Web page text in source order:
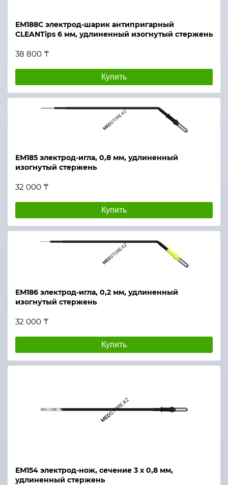
ЕМ188С электрод-шарик антипригарный
CLEANTips 6 мм, удлиненный изогнутый стержень
38 800 ₸
Купить
ЕМ185 электрод-игла, 0,8 мм, удлиненный
изогнутый стержень
32 000 ₸
Купить
ЕМ186 электрод-игла, 0,2 мм, удлиненный
изогнутый стержень
32 000 ₸
Купить
ЕМ154 электрод-нож, сечение 3 х 0,8 мм,
удлиненный стержень